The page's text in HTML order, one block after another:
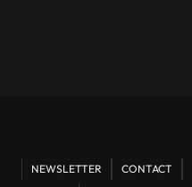
NEWSLETTER CONTACT